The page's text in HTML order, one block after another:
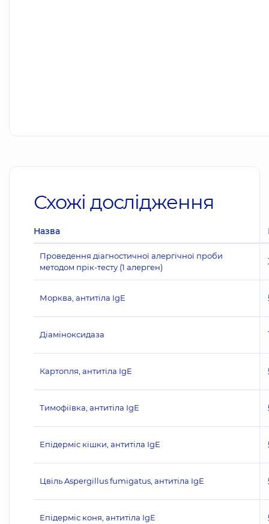
Схожі дослідження
Назва
Проведення діагностичної алергічної проби
методом прік-тесту (1 алерген)
Морква, антитіла IgE
Діаміноксидаза
Картопля, антитіла IgE
Тимофіївка, антитіла IgE
Епідерміс кішки, антитіла IgE
Цвіль Aspergillus fumigatus, антитіла IgE
Епідерміс коня, антитіла IgE